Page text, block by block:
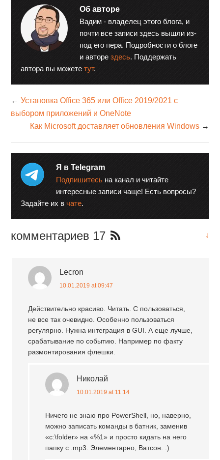
Об авторе
Вадим - владелец этого блога, и
почти все записи здесь вышли из-
под его пера. Подробности о блоге
и авторездесь. Поддержать
автора вы можететут.
← Установка Office 365 или Office 2019/2021 с
выбором приложений и OneNote
Как Microsoft доставляет обновления Windows →
Я в Telegram
Подпишитесь на канал и читайте
интересные записи чаще! Есть вопросы?
Задайте их вчате.
комментариев 17 ↓
Lecron
10.01.2019 at 09:47
Действительно красиво. Читать. C пользоваться,
не все так очевидно. Особенно пользоваться
регулярно. Нужна интеграция в GUI. А еще лучше,
срабатывание по событию. Например по факту
размонтирования флешки.
Николай
10.01.2019 at 11:14
Ничего не знаю про PowerShell, но, наверно,
можно записать команды в батник, заменив
«c:\folder» на «%1» и просто кидать на него
папку с .mp3. Элементарно, Ватсон. :)